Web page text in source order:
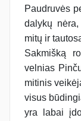
Paudruvės
dalykų
mitų ir
Sakmišką
velnias
mitinis
visus
yra labai